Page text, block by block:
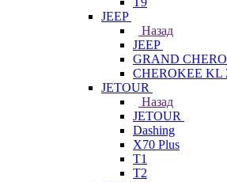
JEEP
Назад
JEEP
GRAND
CHEROKEE KL
JETOUR
Назад
JETOUR
Dashing
X70 Plus
T1
T2